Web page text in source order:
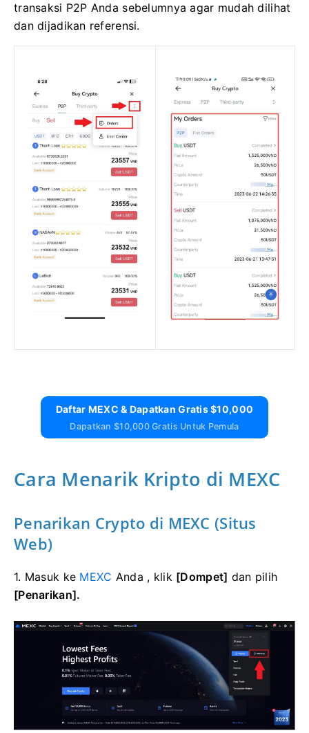
transaksi P2P Anda sebelumnya agar mudah dilihat
dan dijadikan referensi.
Daftar MEXC & Dapatkan Gratis $10,000
Dapatkan $10,000 Gratis Untuk Pemula
Cara Menarik Kripto di MEXC
Penarikan Crypto di MEXC (Situs
Web)
1. Masuk ke MEXC Anda , klik [Dompet] dan pilih
[Penarikan].